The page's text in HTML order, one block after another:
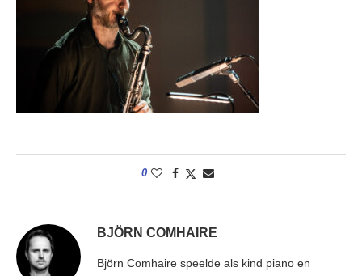
0
BJÖRN COMHAIRE
Björn Comhaire speelde als kind piano en